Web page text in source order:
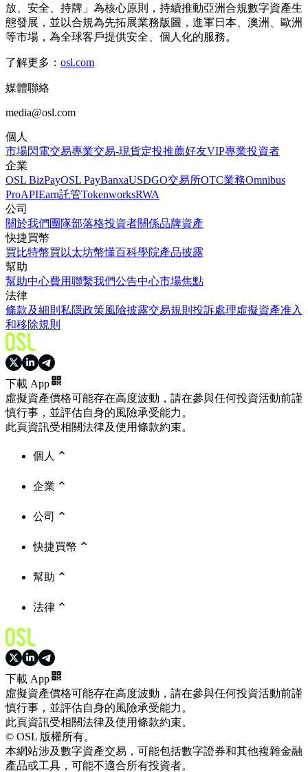
放、安全、持牌」為核心原則，持續推動亞洲合規數字資產生
態發展，並以合規為先拓展業務版圖，進軍日本、澳洲、歐洲
等市場，為全球客戶提供安全、個人化的服務。
了解更多： osl.com
媒體聯絡
media@osl.com
個人
市場閃電交易專業交易-現貨定投推薦好友VIP專業投資者
企業
OSL BizPayOSL PayBanxaUSDGO交易所OTC業務Omnibus
ProAPIEarn託管TokenworksRWA
公司
關於我們 團隊部落格投資者關係品牌資產
快捷買幣
買比特幣買以太坊幣懂百科學院產品披露
幫助
幫助中心費用聯繫我們公告中心市場焦點
法律
條款及細則 私隱政策風險披露交易規則 投訴處理虛擬資產准入
和移除規則
下載 App
虛擬資產價格可能存在高度波動，請在參與任何投資活動前謹
慎行事，並評估自身的風險承受能力。
此頁資訊受相關法律及使用條款約束。
個人
企業
公司
快捷買幣
幫助
法律
下載 App
虛擬資產價格可能存在高度波動，請在參與任何投資活動前謹
慎行事，並評估自身的風險承受能力。
此頁資訊受相關法律及使用條款約束。
© OSL 版權所有。
本網站涉及數字資產交易，可能包括數字證券和其他複雜金融
產品或工具，可能不適合所有投資者。